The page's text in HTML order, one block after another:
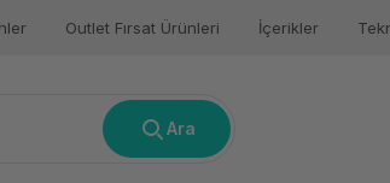
Outlet Fırsat Ürünleri İçerikler
Ara